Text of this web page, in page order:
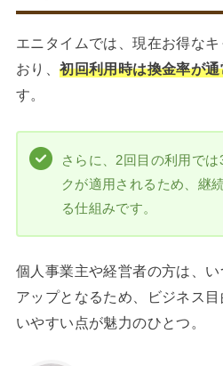
エニタイムでは、現在お得な
おり、初回利用時は換金率が
す。
さらに、2回目の利用で
クが適用されるため、継
る仕組みです。
個人事業主や経営者の方は、
アップとなるため、ビジネス
いやすい点が魅力のひとつ。